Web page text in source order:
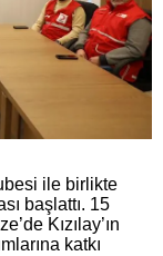
ile birlikte
başlattı. 15
Kızılay’ın
katkı